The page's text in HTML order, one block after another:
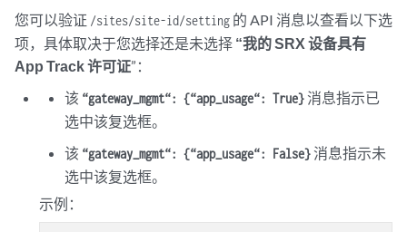
您可以验证 /sites/site-id/setting 的 API 消息以查看以下选
项，具体取决于您选择还是未选择 “我的 SRX 设备具有
App Track 许可证”：
该 “gateway_mgmt“: {“app_usage“: True}消息指示已
选中该复选框。
该 “gateway_mgmt“: {“app_usage“: False}消息指示未
选中该复选框。
示例：